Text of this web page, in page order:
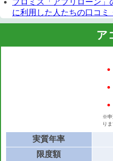
プロミス「アプリローン
に利用した人たちの口コミ
ア
※申
り
実質年率
限度額